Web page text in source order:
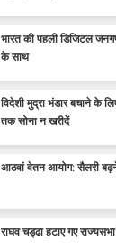
भारत की पहली डिजिटल
के साथ
विदेशी मुद्रा भंडार बचाने के
तक सोना न खरीदें
आठवां वेतन आयोग: सैलरी
राघव चड्ढा हटाए गए